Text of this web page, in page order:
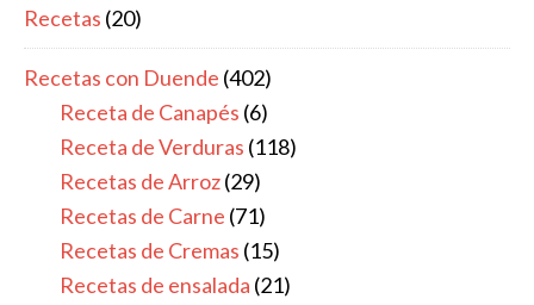
Recetas (20)
Recetas con Duende (402)
Receta de Canapés (6)
Receta de Verduras (118)
Recetas de Arroz(29)
Recetas de Carne (71)
Recetas de Cremas (15)
Recetas de ensalada (21)